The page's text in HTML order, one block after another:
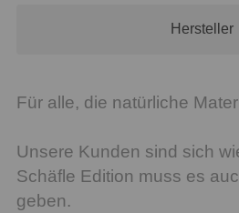
Hersteller
Für alle, die natürliche
Unsere Kunden sind sich
Schäfle Edition muss es
geben.